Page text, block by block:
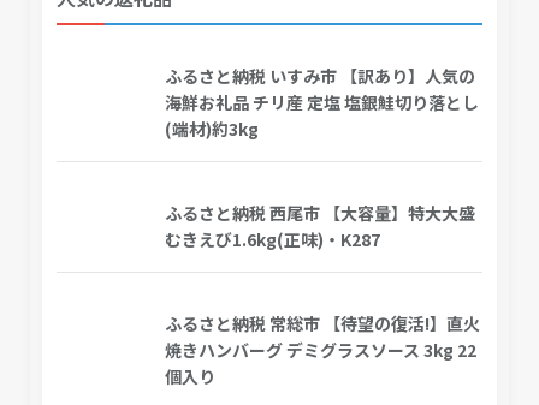
ふるさと納税 いすみ市 【訳あり】人気の
海鮮お礼品 チリ産 定塩 塩銀鮭切り落とし
(端材)約3kg
ふるさと納税 西尾市 【大容量】特大大盛
むきえび1.6kg(正味)・K287
ふるさと納税 常総市 【待望の復活!】直火
焼きハンバーグ デミグラスソース 3kg 22
個入り